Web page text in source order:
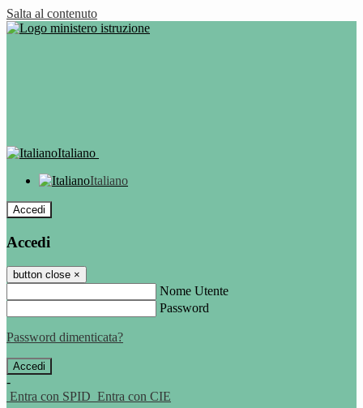
Salta al contenuto
Italiano
Italiano
Accedi
Accedi
button close ×
Nome Utente
Password
Password dimenticata?
-
Entra con SPID Entra con CIE